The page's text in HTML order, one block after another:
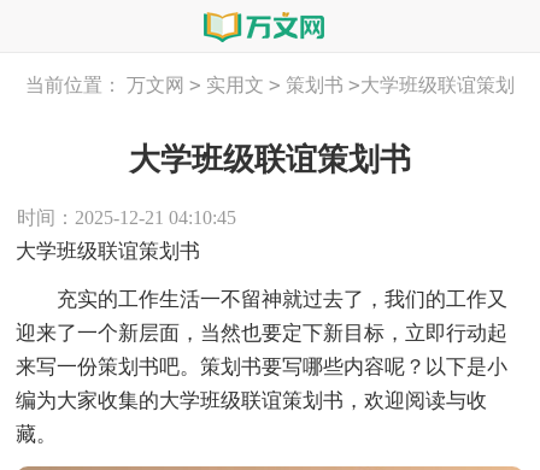
当前位置： 万文网 > 实用文 > 策划书 >大学班级联谊策划
大学班级联谊策划书
时间：2025-12-21 04:10:45
大学班级联谊策划书
充实的工作生活一不留神就过去了，我们的工作又
迎来了一个新层面，当然也要定下新目标，立即行动起
来写一份策划书吧。策划书要写哪些内容呢？以下是小
编为大家收集的大学班级联谊策划书，欢迎阅读与收
藏。